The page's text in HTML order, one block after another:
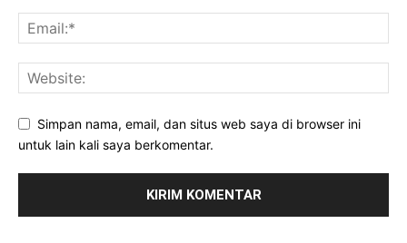
Simpan nama, email, dan situs web saya di browser ini
untuk lain kali saya berkomentar.